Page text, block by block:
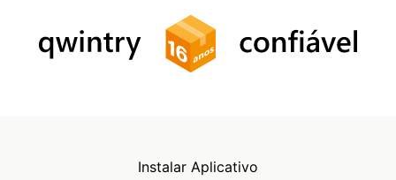
Instalar Aplicativo